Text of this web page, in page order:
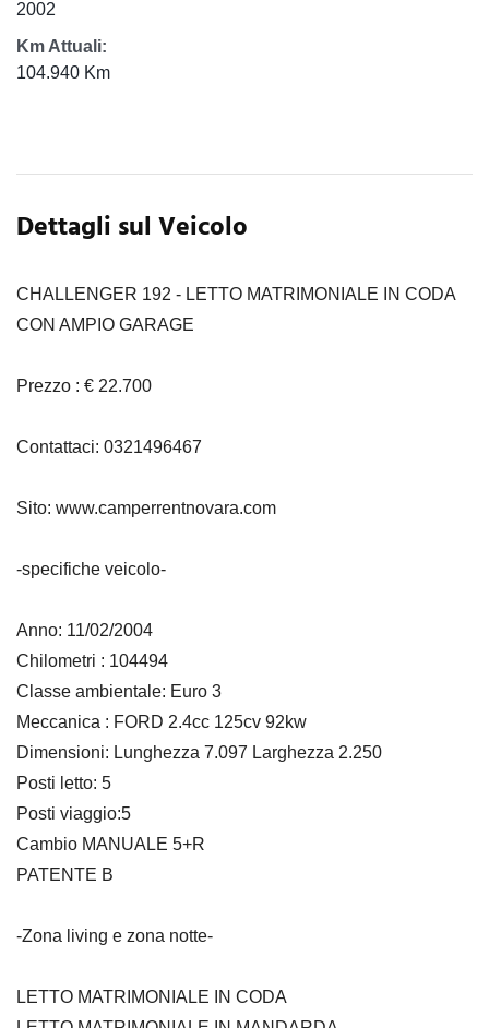
2002
Km Attuali:
104.940 Km
Dettagli sul Veicolo
CHALLENGER 192 - LETTO MATRIMONIALE IN CODA
CON AMPIO GARAGE
Prezzo : € 22.700
Contattaci: 0321496467
Sito: www.camperrentnovara.com
-specifiche veicolo-
Anno: 11/02/2004
Chilometri : 104494
Classe ambientale: Euro 3
Meccanica : FORD 2.4cc 125cv 92kw
Dimensioni: Lunghezza 7.097 Larghezza 2.250
Posti letto: 5
Posti viaggio:5
Cambio MANUALE 5+R
PATENTE B
-Zona living e zona notte-
LETTO MATRIMONIALE IN CODA